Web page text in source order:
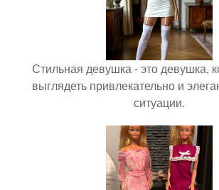
Стильная девушка - это девушка,
выглядеть привлекательно и
ситуации.